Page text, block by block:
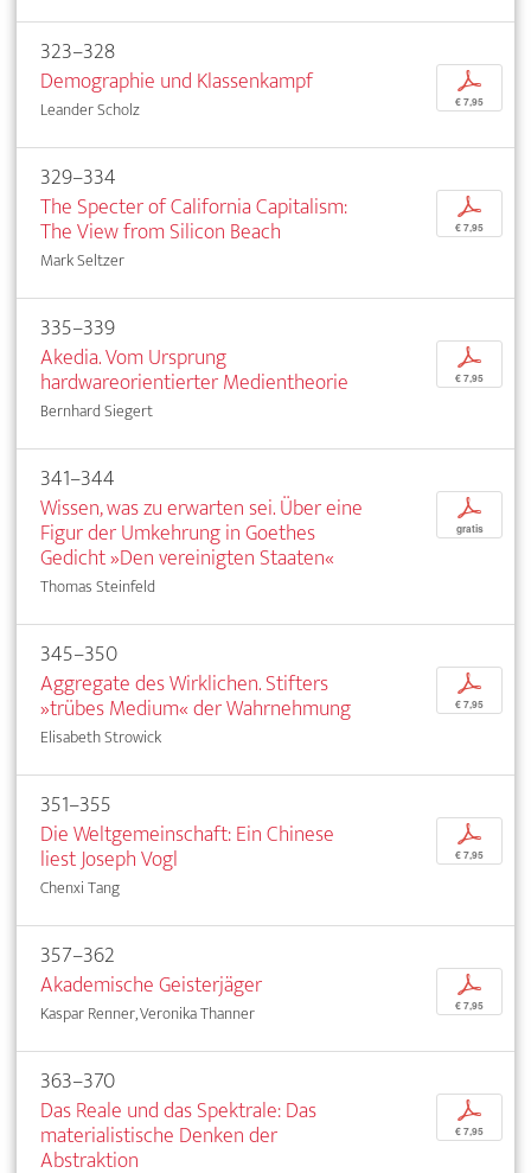
323–328
Demographie und Klassenkampf
Leander Scholz
p
€ 7,95
329–334
The Specter of California Capitalism:
The View from Silicon Beach
Mark Seltzer
p
€ 7,95
335–339
Akedia. Vom Ursprung
hardwareorientierter Medientheorie
Bernhard Siegert
p
€ 7,95
341–344
Wissen, was zu erwarten sei. Über eine
Figur der Umkehrung in Goethes
Gedicht »Den vereinigten Staaten«
Thomas Steinfeld
p
gratis
345–350
Aggregate des Wirklichen. Stifters
»trübes Medium« der Wahrnehmung
Elisabeth Strowick
p
€ 7,95
351–355
Die Weltgemeinschaft: Ein Chinese
liest Joseph Vogl
Chenxi Tang
p
€ 7,95
357–362
Akademische Geisterjäger
Kaspar Renner, Veronika Thanner
p
€ 7,95
363–370
Das Reale und das Spektrale: Das
materialistische Denken der
Abstraktion
p
€ 7,95